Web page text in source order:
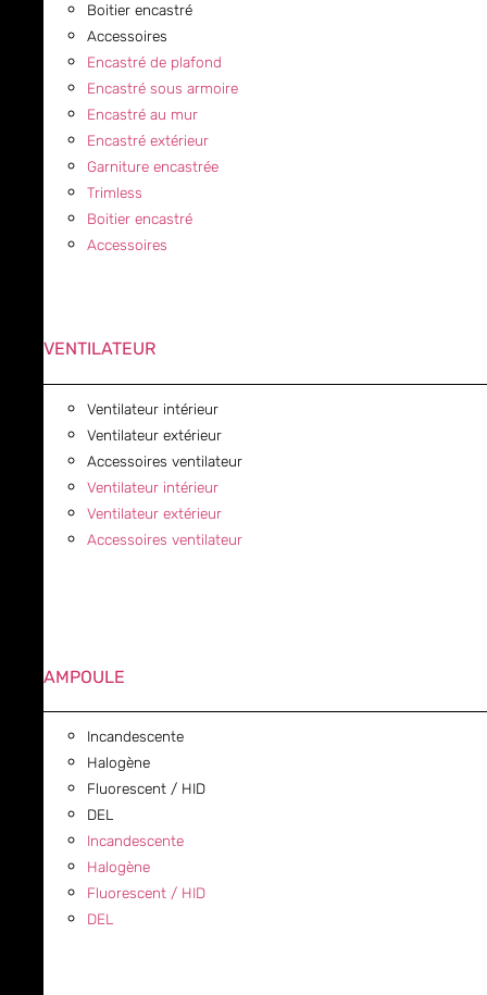
Boitier encastré
Accessoires
Encastré de plafond
Encastré sous armoire
Encastré au mur
Encastré extérieur
Garniture encastrée
Trimless
Boitier encastré
Accessoires
VENTILATEUR
Ventilateur intérieur
Ventilateur extérieur
Accessoires ventilateur
Ventilateur intérieur
Ventilateur extérieur
Accessoires ventilateur
AMPOULE
Incandescente
Halogène
Fluorescent / HID
DEL
Incandescente
Halogène
Fluorescent / HID
DEL